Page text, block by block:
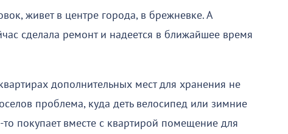
живет в центре города, в брежневке. А
сделала ремонт и надеется в ближайшее время
дополнительных мест для хранения не
проблема, куда деть велосипед или зимние
покупает вместе с квартирой помещение для